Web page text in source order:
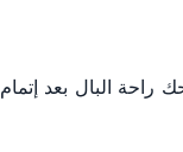
راحة البال بعد إتمام